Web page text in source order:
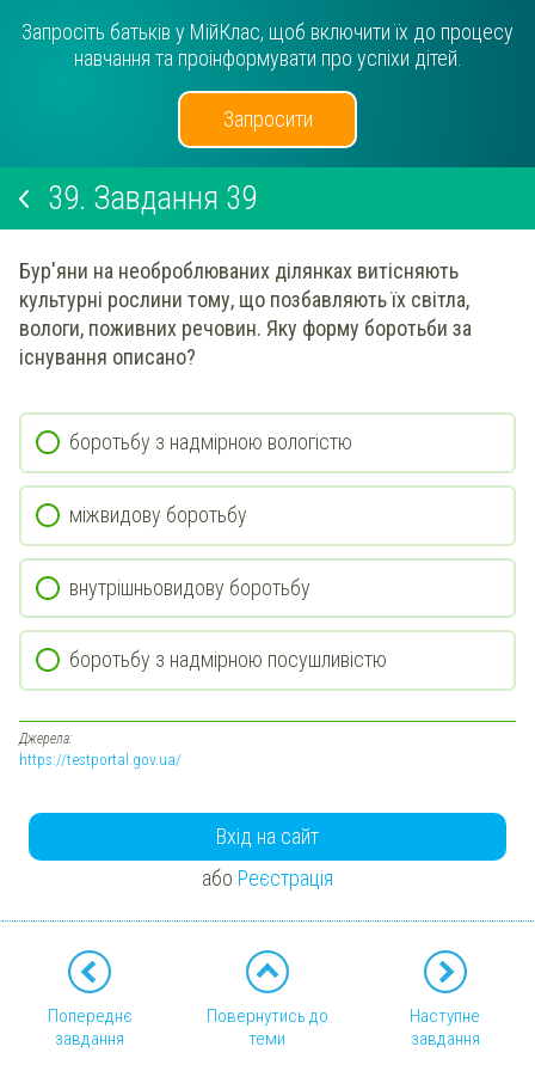
Запросіть батьків у МійКлас, щоб включити їх до процесу
навчання та проінформувати про успіхи дітей.
Запросити
39. Завдання 39
Бур'яни на необроблюваних ділянках витісняють
культурні рослини тому, що позбавляють їх світла,
вологи, поживних речовин. Яку форму боротьби за
існування описано?
боротьбу з надмірною вологістю
міжвидову боротьбу
внутрішньовидову боротьбу
боротьбу з надмірною посушливістю
Джерела:
https://testportal.gov.ua/
Вхід на сайт
або Реєстрація
Попереднє
завдання
Повернутись до
теми
Наступне
завдання